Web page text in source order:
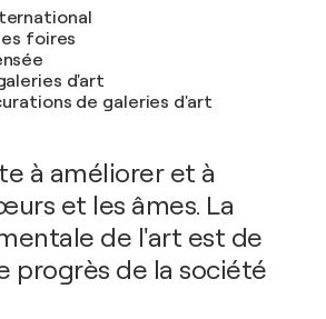
foires
d'art
de galeries d'art
à améliorer et à
et les âmes. La
de l'art est de
progrès de la société